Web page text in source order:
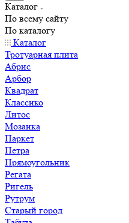
Каталог
По всему сайту
По каталогу
Каталог
Тротуарная плита
Абрис
Арбор
Квадрат
Классико
Литос
Мозаика
Паркет
Петра
Прямоугольник
Регата
Ригель
Рутрум
Старый город